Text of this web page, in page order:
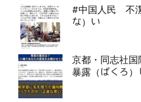
#中国人民 不
な）い
京都・同志社国
暴露（ばくろ）